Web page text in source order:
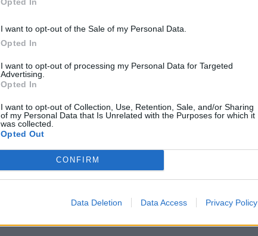
I want to opt-out of the Sale of my Personal Data.
Opted In
I want to opt-out of processing my Personal Data for Targeted
Advertising.
Opted In
I want to opt-out of Collection, Use, Retention, Sale, and/or Sharing
of my Personal Data that Is Unrelated with the Purposes for which it
was collected.
Opted Out
CONFIRM
Data Deletion Data Access Privacy Policy